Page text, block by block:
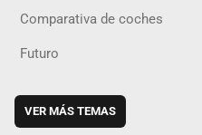
Comparativa de coches
Futuro
VER MÁS TEMAS